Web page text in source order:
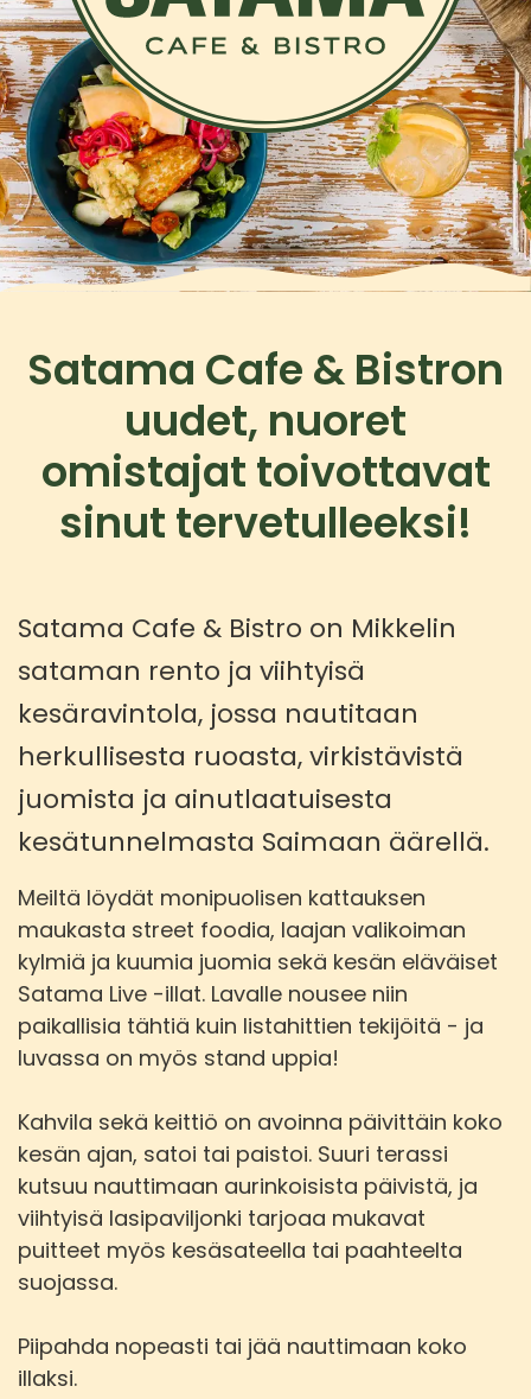
Satama Cafe & Bistron
uudet, nuoret
omistajat toivottavat
sinut tervetulleeksi!
Satama Cafe & Bistro on Mikkelin
sataman rento ja viihtyisä
kesäravintola, jossa nautitaan
herkullisesta ruoasta, virkistävistä
juomista ja ainutlaatuisesta
kesätunnelmasta Saimaan äärellä.
Meiltä löydät monipuolisen kattauksen
maukasta street foodia, laajan valikoiman
kylmiä ja kuumia juomia sekä kesän eläväiset
Satama Live -illat. Lavalle nousee niin
paikallisia tähtiä kuin listahittien tekijöitä - ja
luvassa on myös stand uppia!
Kahvila sekä keittiö on avoinna päivittäin koko
kesän ajan, satoi tai paistoi. Suuri terassi
kutsuu nauttimaan aurinkoisista päivistä, ja
viihtyisä lasipaviljonki tarjoaa mukavat
puitteet myös kesäsateella tai paahteelta
suojassa.
Piipahda nopeasti tai jää nauttimaan koko
illaksi.